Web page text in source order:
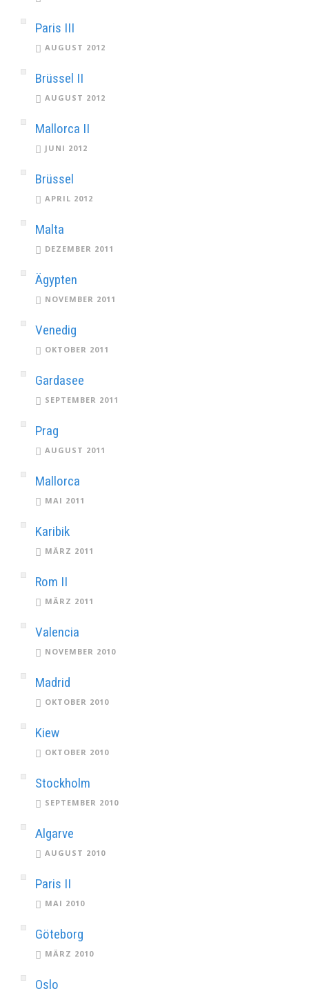
Paris III
AUGUST 2012
Brüssel II
AUGUST 2012
Mallorca II
JUNI 2012
Brüssel
APRIL 2012
Malta
DEZEMBER 2011
Ägypten
NOVEMBER 2011
Venedig
OKTOBER 2011
Gardasee
SEPTEMBER 2011
Prag
AUGUST 2011
Mallorca
MAI 2011
Karibik
MÄRZ 2011
Rom II
MÄRZ 2011
Valencia
NOVEMBER 2010
Madrid
OKTOBER 2010
Kiew
OKTOBER 2010
Stockholm
SEPTEMBER 2010
Algarve
AUGUST 2010
Paris II
MAI 2010
Göteborg
MÄRZ 2010
Oslo